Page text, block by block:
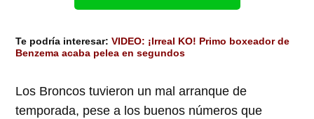
Te podría interesar:VIDEO: ¡Irreal KO! Primo boxeador de
Benzema acaba pelea en segundos
Los Broncos tuvieron un mal arranque de
temporada, pese a los buenos números que